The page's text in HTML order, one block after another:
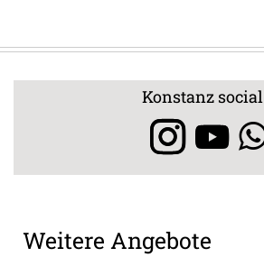
Konstanz social
Weitere Angebote